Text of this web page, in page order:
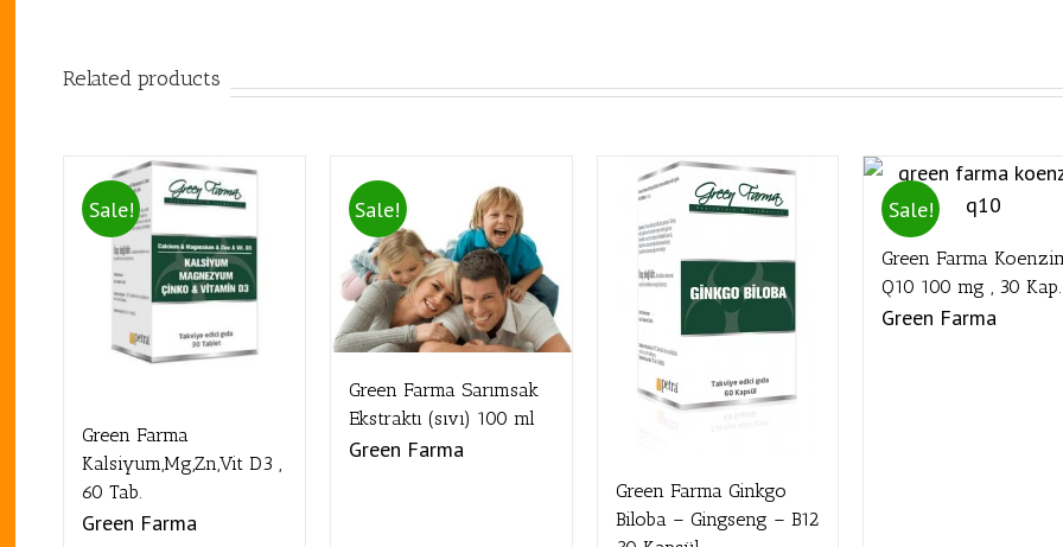
Related products
Sale!
Green Farma
Kalsiyum,Mg,Zn,Vit D3 ,
60 Tab.
Green Farma
Sale!
Green Farma Sarımsak
Ekstraktı (sıvı) 100 ml
Green Farma
Green Farma Ginkgo
Biloba – Gingseng – B12
Sale!
Green Farma
Q10 100 mg , 30 Kap.
Green Farma